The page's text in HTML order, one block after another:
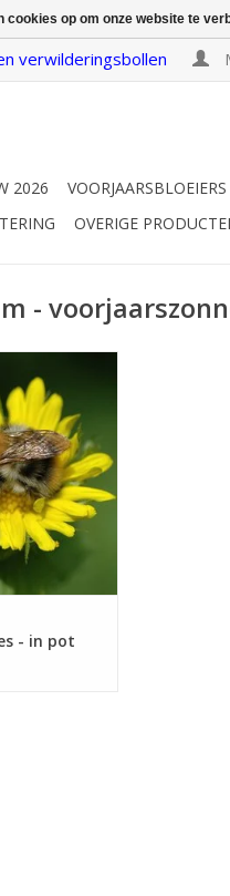
verwilderingsbollen
2026 VOORJAARSBLOEIERS
OVERIGE
-
50-90 cm
stinzenplant
KOPEN
- in pot
cookies op om onze website te